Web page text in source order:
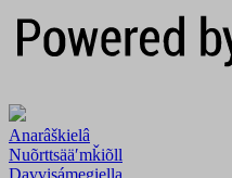
Anarâškielâ
Nuõrttsääʹmǩiõll
Davvisámegiella